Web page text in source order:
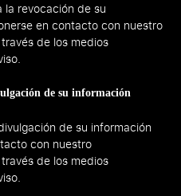
la revocación de su
en contacto con nuestro
de los medios
de su información
de su información
con nuestro
de los medios